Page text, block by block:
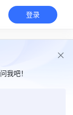
我吧！
登录